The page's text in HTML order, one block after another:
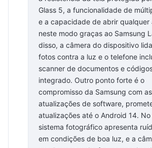
Glass 5, a funcionalidade de
e a capacidade de abrir qualquer
neste modo graças ao Samsung
disso, a câmera do dispositivo
fotos contra a luz e o telefone
scanner de documentos e
integrado. Outro ponto forte é o
compromisso da Samsung com as
atualizações de software,
atualizações até o Android 14.
sistema fotográfico apresenta
em condições de boa luz, e a